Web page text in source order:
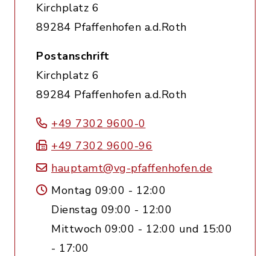
Kirchplatz 6
89284 Pfaffenhofen a.d.Roth
Postanschrift
Kirchplatz 6
89284 Pfaffenhofen a.d.Roth
+49 7302 9600-0
+49 7302 9600-96
hauptamt@vg-pfaffenhofen.de
Montag 09:00 - 12:00
Dienstag 09:00 - 12:00
Mittwoch 09:00 - 12:00 und 15:00
- 17:00